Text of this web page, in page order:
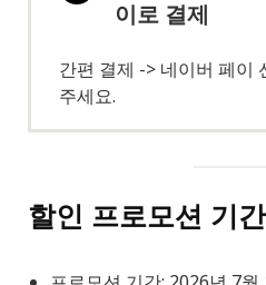
이로 결제
간편 결제 -> 네이버 페이
주세요.
할인 프로모션 기간